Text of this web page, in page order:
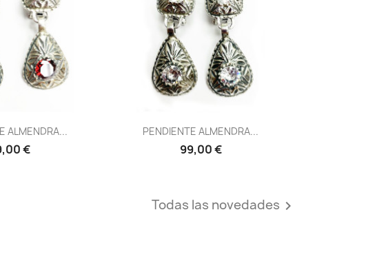
rápida
ALMENDRA...
€
Vista rápida
PENDIENTE ALMENDRA...
99,00 €
Todas las novedades 